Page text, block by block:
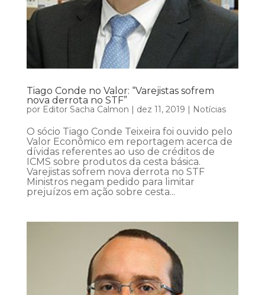
Tiago Conde no Valor: “Varejistas sofrem
nova derrota no STF”
por Editor Sacha Calmon | dez 11, 2019 | Notícias
O sócio Tiago Conde Teixeira foi ouvido pelo
Valor Econômico em reportagem acerca de
dívidas referentes ao uso de créditos de
ICMS sobre produtos da cesta básica.
Varejistas sofrem nova derrota no STF
Ministros negam pedido para limitar
prejuízos em ação sobre cesta...